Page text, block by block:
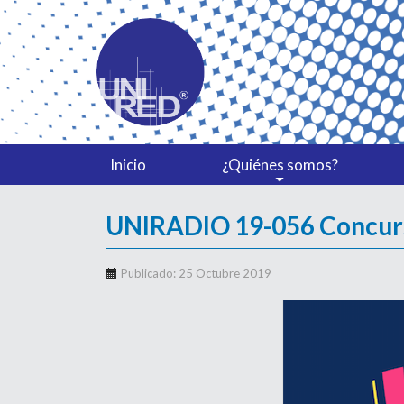
Inicio ¿Quiénes somos?
UNIRADIO 19-056
Publicado: 25 Octubre 2019